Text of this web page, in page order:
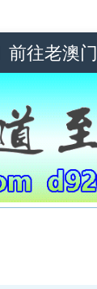
前往老澳门